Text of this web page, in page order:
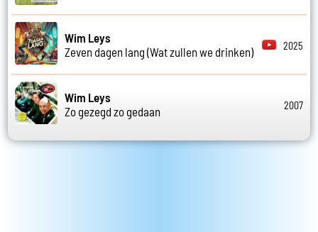
Wim Leys
Zeven dagen lang (Wat zullen we drinken)
2025
Wim Leys
Zo gezegd zo gedaan
2007